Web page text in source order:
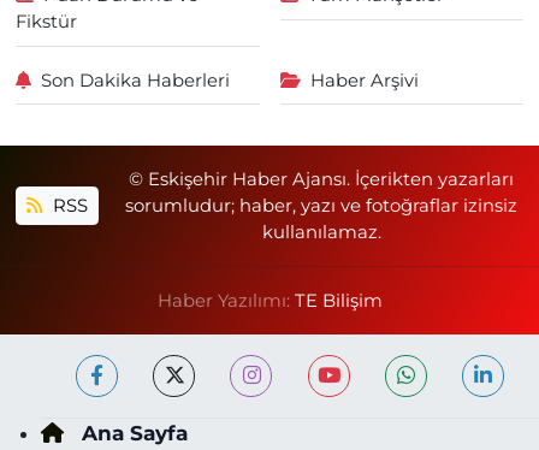
Fikstür
Son Dakika Haberleri Haber Arşivi
RSS
© Eskişehir Haber Ajansı. İçerikten yazarları
sorumludur; haber, yazı ve fotoğraflar izinsiz
kullanılamaz.
Haber Yazılımı: TE Bilişim
Ana Sayfa